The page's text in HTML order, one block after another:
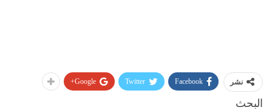
نشر Facebook
Twitter
Google+
البحث